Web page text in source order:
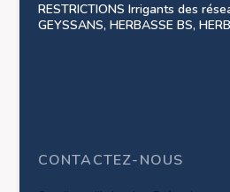
RESTRICTIONS Irrigants des
GEYSSANS, HERBASSE BS,
CONTACTEZ-NOUS